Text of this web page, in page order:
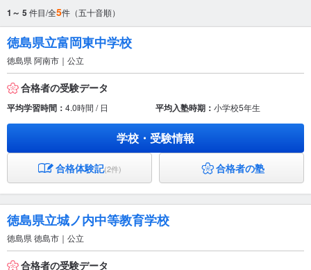
市区町村
駅・路線から探す
1～ 5 件目/全5件（五十音順）
徳島県立富岡東中学校
徳島県 阿南市｜公立
合格者の受験データ
平均学習時間： 4.0時間 / 日 平均入塾時期： 小学校5年生
学校・受験情報
合格体験記(2件) 合格者の塾
徳島県立城ノ内中等教育学校
徳島県 徳島市｜公立
合格者の受験データ